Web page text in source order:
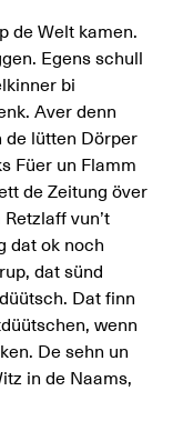
de Welt kamen.
Egens schull
bi
Aver denn
de lütten Dörper
Füer un Flamm
de Zeitung över
vun’t
dat ok noch
dat sünd
Dat finn
wenn
De sehn un
in de Naams,